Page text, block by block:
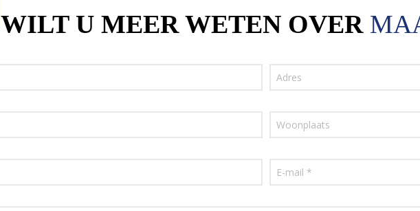
WILT U MEER WETEN OVER